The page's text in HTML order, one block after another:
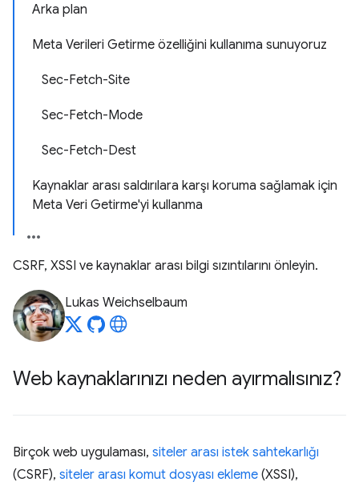
Arka plan
Meta Verileri Getirme özelliğini kullanıma sunuyoruz
Sec-Fetch-Site
Sec-Fetch-Mode
Sec-Fetch-Dest
Kaynaklar arası saldırılara karşı koruma sağlamak için
Meta Veri Getirme'yi kullanma
CSRF, XSSI ve kaynaklar arası bilgi sızıntılarını önleyin.
Lukas Weichselbaum
Web kaynaklarınızı neden ayırmalısınız?
Birçok web uygulaması, siteler arası istek sahtekarlığı
(CSRF), siteler arası komut dosyası ekleme (XSSI),